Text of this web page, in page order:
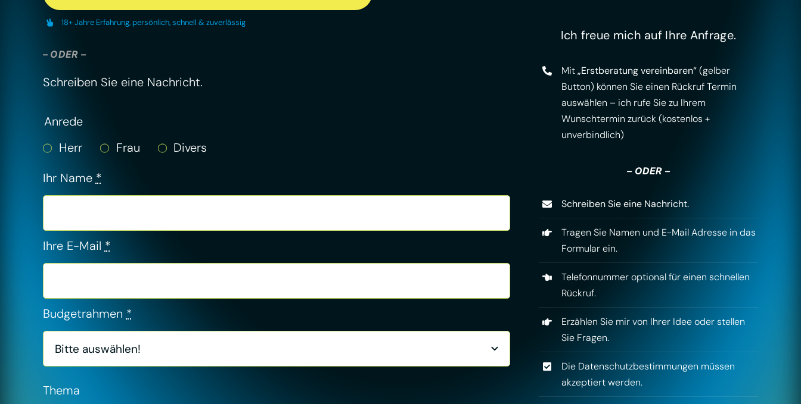
18+ Jahre Erfahrung, persönlich, schnell & zuverlässig
– ODER –
Schreiben Sie eine Nachricht.
Anrede
Herr
Frau
Divers
Ihr Name *
Ihre E-Mail *
Budgetrahmen *
Thema
Ich freue mich auf Ihre Anfrage.
Mit„Erstberatung vereinbaren“(gelber
Button) können Sie einen Rückruf Termin
auswählen – ich rufe Sie zu Ihrem
Wunschtermin zurück (kostenlos +
unverbindlich)
– ODER –
Schreiben Sie eine Nachricht.
Tragen Sie Namen und E-Mail Adresse in das
Formular ein.
Telefonnummer optional für einen schnellen
Rückruf.
Erzählen Sie mir von Ihrer Idee oder stellen
Sie Fragen.
Die Datenschutzbestimmungen müssen
akzeptiert werden.